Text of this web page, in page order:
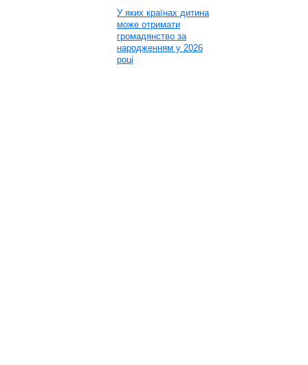
У яких країнах дитина
може отримати
громадянство за
народженням у 2026
році